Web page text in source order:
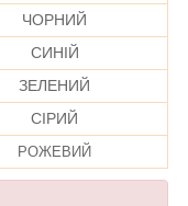
ЧОРНИЙ
СИНІЙ
ЗЕЛЕНИЙ
СІРИЙ
РОЖЕВИЙ